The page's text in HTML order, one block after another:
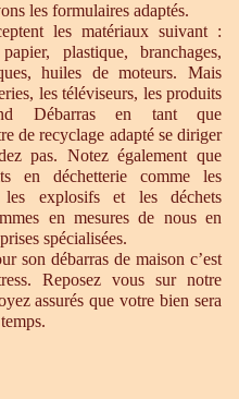
les formulaires adaptés.
les matériaux suivant :
plastique, branchages,
huiles de moteurs. Mais
les téléviseurs, les produits
Débarras en tant que
de recyclage adapté se diriger
pas. Notez également que
en déchetterie comme les
les explosifs et les déchets
en mesures de nous en
spécialisées.
son débarras de maison c’est
Reposez vous sur notre
assurés que votre bien sera